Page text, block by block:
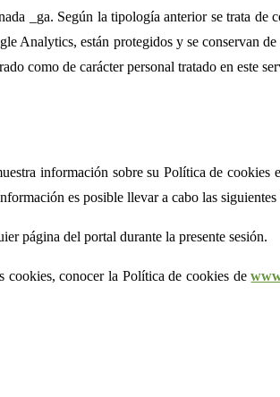
_ga. Según la tipología anterior se trata de
Analytics, están protegidos y se conservan
como de carácter personal tratado en este
información sobre su Política de
es posible llevar a cabo las siguientes
página del portal durante la presente sesión.
cookies, conocer la Política de cookies de